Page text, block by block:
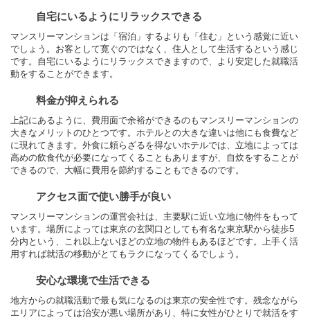
自宅にいるようにリラックスできる
マンスリーマンションは「宿泊」するよりも「住む」という感覚に近い
でしょう。お客として寛ぐのではなく、住人として生活するという感じ
です。自宅にいるようにリラックスできますので、より安定した就職活
動をすることができます。
料金が抑えられる
上記にあるように、費用面で余裕ができるのもマンスリーマンションの
大きなメリットのひとつです。ホテルとの大きな違いは他にも食費など
に現れてきます。外食に頼らざるを得ないホテルでは、立地によっては
高めの飲食代が必要になってくることもありますが、自炊をすることが
できるので、大幅に費用を節約することもできるのです。
アクセス面で使い勝手が良い
マンスリーマンションの運営会社は、主要駅に近い立地に物件をもって
います。場所によっては東京の玄関口としても有名な東京駅から徒歩5
分内という、これ以上ないほどの立地の物件もあるほどです。上手く活
用すれば就活の移動がとてもラクになってくるでしょう。
安心な環境で生活できる
地方からの就職活動で最も気になるのは東京の安全性です。残念ながら
エリアによっては治安が悪い場所があり、特に女性がひとりで就活をす